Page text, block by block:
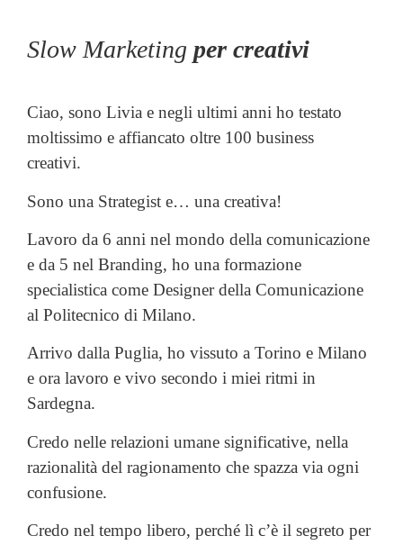
Slow Marketing per creativi
Ciao, sono Livia e negli ultimi anni ho testato
moltissimo e affiancato oltre 100 business
creativi.
Sono una Strategist e… una creativa!
Lavoro da 6 anni nel mondo della comunicazione
e da 5 nel Branding, ho una formazione
specialistica come Designer della Comunicazione
al Politecnico di Milano.
Arrivo dalla Puglia, ho vissuto a Torino e Milano
e ora lavoro e vivo secondo i miei ritmi in
Sardegna.
Credo nelle relazioni umane significative, nella
razionalità del ragionamento che spazza via ogni
confusione.
Credo nel tempo libero, perché lì c’è il segreto per